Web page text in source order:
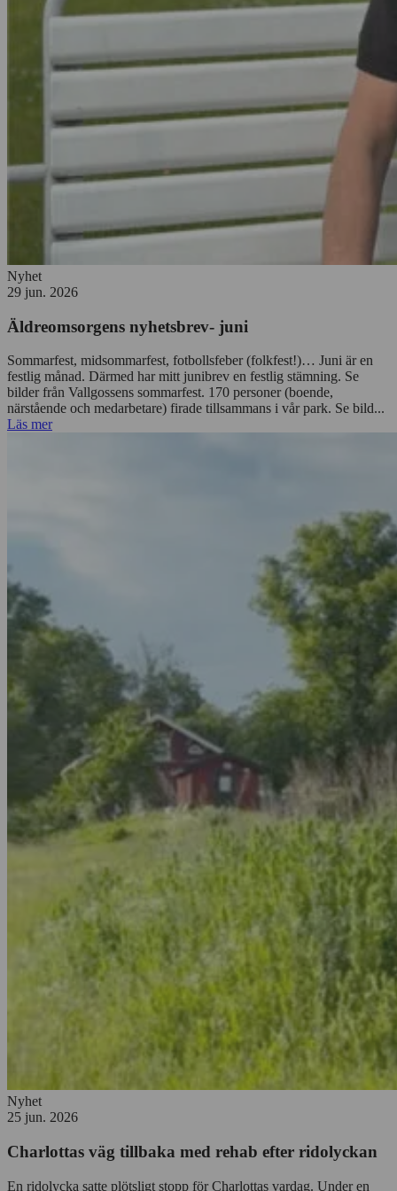
Nyhet
29 jun. 2026
Äldreomsorgens nyhetsbrev- juni
Sommarfest, midsommarfest, fotbollsfeber (folkfest!)… Juni är en
festlig månad. Därmed har mitt junibrev en festlig stämning. Se
bilder från Vallgossens sommarfest. 170 personer (boende,
närstående och medarbetare) firade tillsammans i vår park. Se bild...
Läs mer
Nyhet
25 jun. 2026
Charlottas väg tillbaka med rehab efter ridolyckan
En ridolycka satte plötsligt stopp för Charlottas vardag. Under en